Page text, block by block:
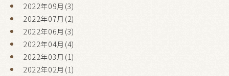
2022年09月(3)
2022年07月(2)
2022年06月(3)
2022年04月(4)
2022年03月(1)
2022年02月(1)